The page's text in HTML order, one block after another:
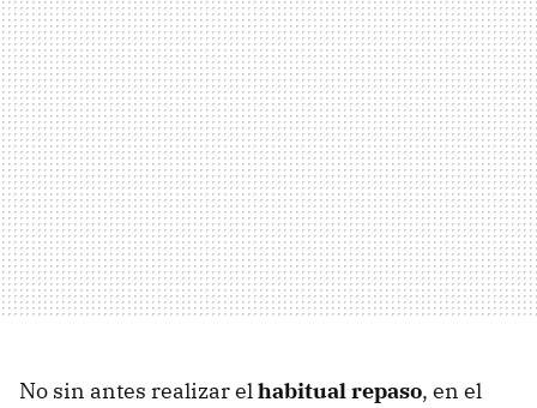
No sin antes realizar elhabitual repaso, en el